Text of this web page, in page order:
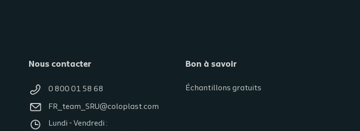
Nous contacter
0 800 01 58 68
FR_team_SRU@coloplast.com
Lundi - Vendredi :
Bon à savoir
Échantillons gratuits